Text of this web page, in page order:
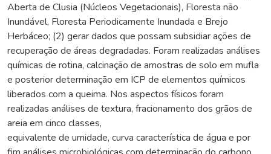
Aberta de Clusia (Núcleos Vegetacionais), Floresta não
Inundável, Floresta Periodicamente Inundada e Brejo
Herbáceo; (2) gerar dados que possam subsidiar ações de
recuperação de áreas degradadas. Foram realizadas análises
químicas de rotina, calcinação de amostras de solo em mufla
e posterior determinação em ICP de elementos químicos
liberados com a queima. Nos aspectos físicos foram
realizadas análises de textura, fracionamento dos grãos de
areia em cinco classes,
equivalente de umidade, curva característica de água e por